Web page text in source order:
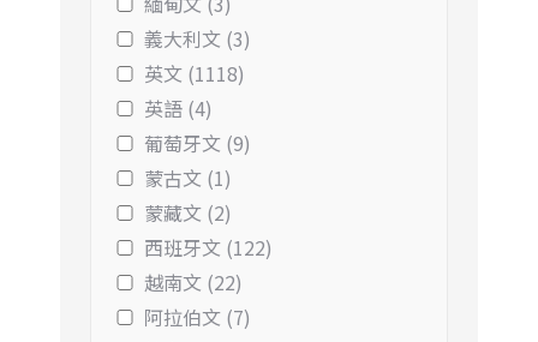
義大利文 (3)
英文 (1118)
英語 (4)
葡萄牙文 (9)
蒙古文 (1)
蒙藏文 (2)
西班牙文 (122)
越南文 (22)
阿拉伯文 (7)